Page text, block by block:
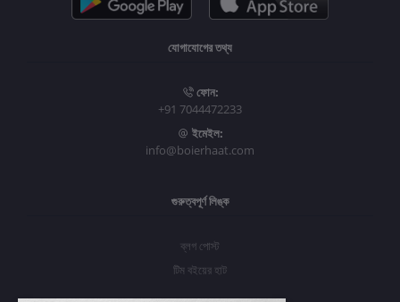
যোগাযোগের তথ্য
ফোন:
+91 7044472233
ইমেইল:
info@boierhaat.com
গুরুত্বপূর্ণ লিঙ্ক
ব্লগ পোস্ট
টিম বইয়ের হাট